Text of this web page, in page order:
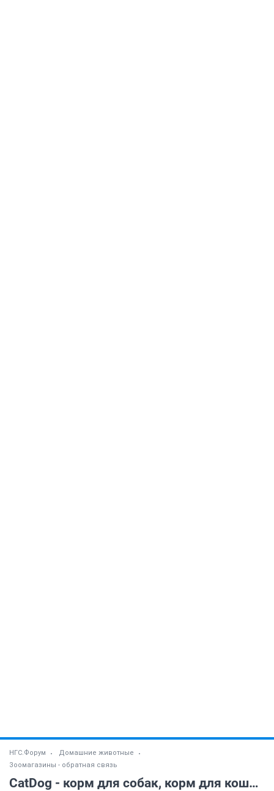
НГС.Форум
Домашние животные
Зоомагазины - обратная связь
CatDog - корм для собак, корм для кошек, товары для животных